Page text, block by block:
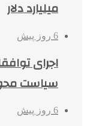
میلیارد دلار
6 روز پیش
اجرای
سیاست
6 روز پیش